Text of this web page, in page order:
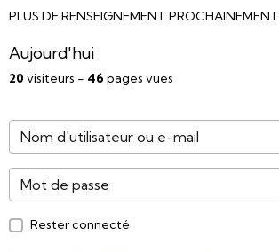
PLUS DE RENSEIGNEMENT PROCHAINEMENT
Aujourd'hui
20 visiteurs - 46 pages vues
Rester connecté